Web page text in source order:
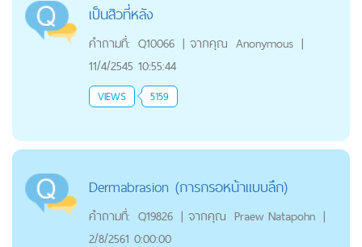
เป็นสิวที่หลัง
คำถามที่: Q10066 | จากคุณ Anonymous |
11/4/2545 10:55:44
VIEWS 5159
Dermabrasion (การกรอหน้าแบบลึก)
คำถามที่: Q19826 | จากคุณ Praew Natapohn |
2/8/2561 0:00:00